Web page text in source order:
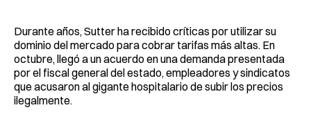
Durante años, Sutter ha recibido críticas por utilizar su
dominio del mercado para cobrar tarifas más altas. En
octubre, llegó a un acuerdo en una demanda presentada
por el fiscal general del estado, empleadores y sindicatos
que acusaron al gigante hospitalario de subir los precios
ilegalmente.